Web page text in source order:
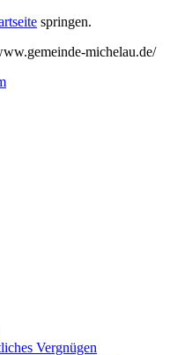
springen.
michelau.de/
Vergnügen